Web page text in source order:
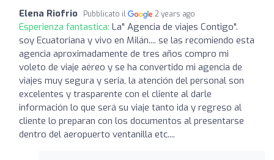
Elena Riofrio Pubblicato il 2 years ago
Esperienza fantastica: La" Agencia de viajes Contigo".
soy Ecuatoriana y vivo en Milán.... se las recomiendo esta
agencia aproximadamente de tres años compro mi
voleto de viaje aéreo y se ha convertido mi agencia de
viajes muy segura y seria, la atención del personal son
excelentes y trasparente con el cliente al darle
información lo que será su viaje tanto ida y regreso al
cliente lo preparan con los documentos al presentarse
dentro del aeropuerto ventanilla etc....